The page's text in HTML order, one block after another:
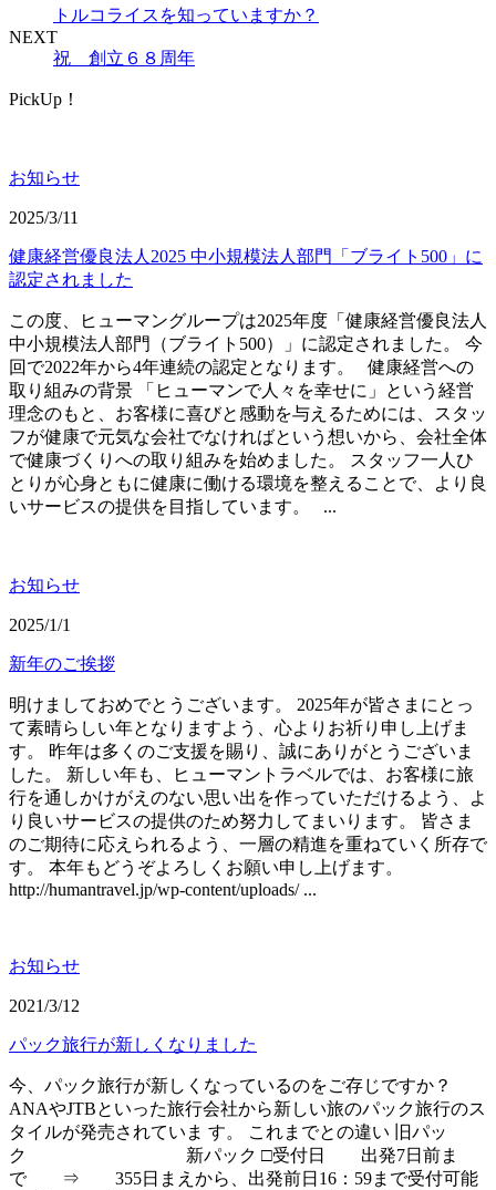
トルコライスを知っていますか？
NEXT
祝 創立６８周年
PickUp！
お知らせ
2025/3/11
健康経営優良法人2025 中小規模法人部門「ブライト500」に
認定されました
この度、ヒューマングループは2025年度「健康経営優良法人
中小規模法人部門（ブライト500）」に認定されました。 今
回で2022年から4年連続の認定となります。 健康経営への
取り組みの背景 「ヒューマンで人々を幸せに」という経営
理念のもと、お客様に喜びと感動を与えるためには、スタッ
フが健康で元気な会社でなければという想いから、会社全体
で健康づくりへの取り組みを始めました。 スタッフ一人ひ
とりが心身ともに健康に働ける環境を整えることで、より良
いサービスの提供を目指しています。 ...
お知らせ
2025/1/1
新年のご挨拶
明けましておめでとうございます。 2025年が皆さまにとっ
て素晴らしい年となりますよう、心よりお祈り申し上げま
す。 昨年は多くのご支援を賜り、誠にありがとうございま
した。 新しい年も、ヒューマントラベルでは、お客様に旅
行を通しかけがえのない思い出を作っていただけるよう、よ
り良いサービスの提供のため努力してまいります。 皆さま
のご期待に応えられるよう、一層の精進を重ねていく所存で
す。 本年もどうぞよろしくお願い申し上げます。
http://humantravel.jp/wp-content/uploads/ ...
お知らせ
2021/3/12
パック旅行が新しくなりました
今、パック旅行が新しくなっているのをご存じですか？
ANAやJTBといった旅行会社から新しい旅のパック旅行のス
タイルが発売されていま す。 これまでとの違い 旧パッ
ク 新パック □受付日 出発7日前ま
で ⇒ 355日まえから、出発前日16：59まで受付可能